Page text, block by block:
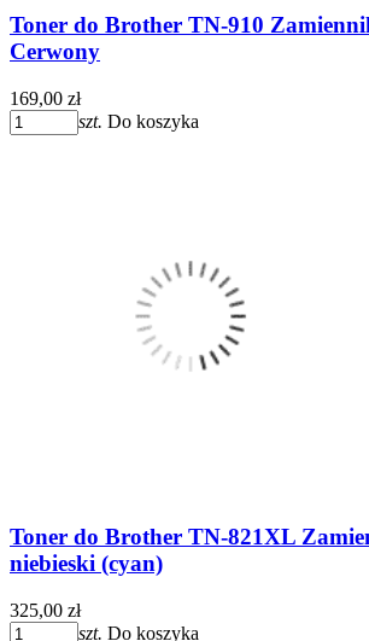
Toner do Brother TN-910
Cerwony
169,00 zł
szt. Do koszyka
Toner do Brother TN-821XL
niebieski (cyan)
325,00 zł
szt. Do koszyka